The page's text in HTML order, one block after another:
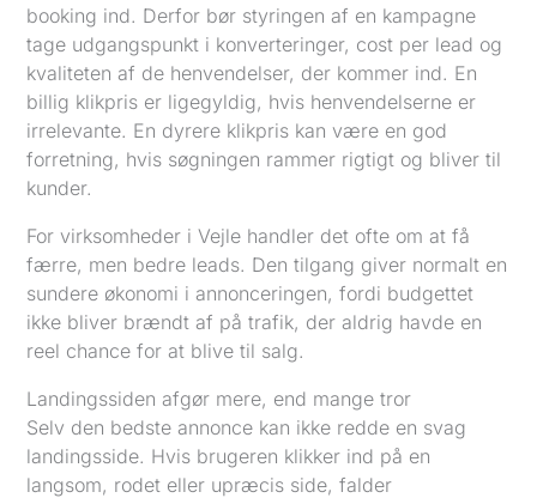
booking ind. Derfor bør styringen af en kampagne
tage udgangspunkt i konverteringer, cost per lead og
kvaliteten af de henvendelser, der kommer ind. En
billig klikpris er ligegyldig, hvis henvendelserne er
irrelevante. En dyrere klikpris kan være en god
forretning, hvis søgningen rammer rigtigt og bliver til
kunder.
For virksomheder i Vejle handler det ofte om at få
færre, men bedre leads. Den tilgang giver normalt en
sundere økonomi i annonceringen, fordi budgettet
ikke bliver brændt af på trafik, der aldrig havde en
reel chance for at blive til salg.
Landingssiden afgør mere, end mange tror
Selv den bedste annonce kan ikke redde en svag
landingsside. Hvis brugeren klikker ind på en
langsom, rodet eller upræcis side, falder